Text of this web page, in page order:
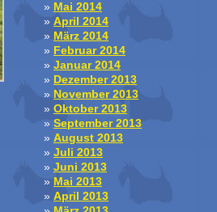
Mai 2014
April 2014
März 2014
Februar 2014
Januar 2014
Dezember 2013
November 2013
Oktober 2013
September 2013
August 2013
Juli 2013
Juni 2013
Mai 2013
April 2013